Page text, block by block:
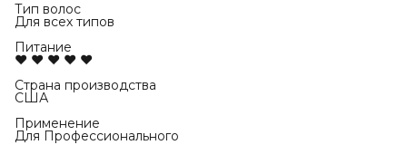
Тип волос
Для всех типов
Питание
♥ ♥ ♥ ♥ ♥
Страна производства
США
Применение
Для Профессионального